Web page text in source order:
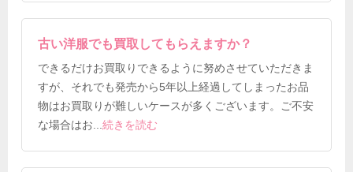
古い洋服でも買取してもらえますか？
できるだけお買取りできるように努めさせていただきま
すが、それでも発売から5年以上経過してしまったお品
物はお買取りが難しいケースが多くございます。ご不安
な場合はお...続きを読む